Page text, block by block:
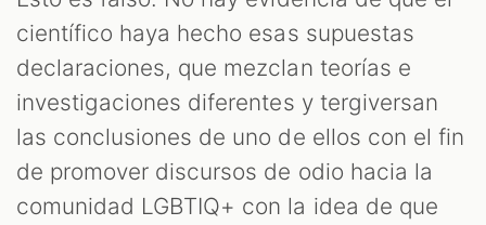
científico haya hecho esas supuestas
declaraciones, que mezclan teorías e
investigaciones diferentes y tergiversan
las conclusiones de uno de ellos con el fin
de promover discursos de odio hacia la
comunidad LGBTIQ+ con la idea de que